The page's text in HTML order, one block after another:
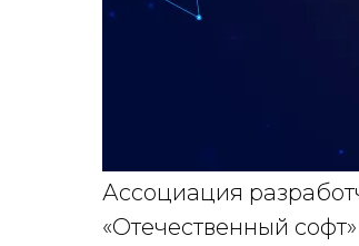
Ассоциация
«Отечественный